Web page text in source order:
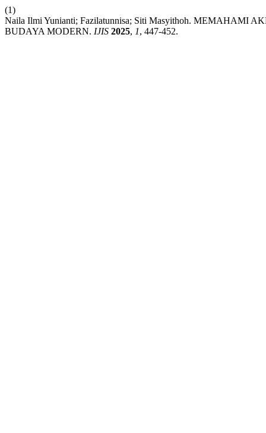
(1)
Naila Ilmi Yunianti; Fazilatunnisa; Siti Masyithoh.
BUDAYA MODERN. IJIS 2025, 1, 447-452.